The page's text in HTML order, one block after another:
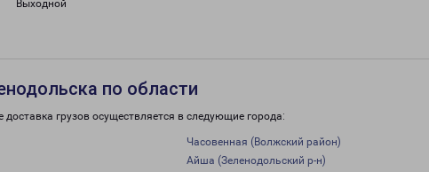
Выходной
по области
грузов осуществляется в следующие города:
Часовенная (Волжский район)
Айша (Зеленодольский р-н)